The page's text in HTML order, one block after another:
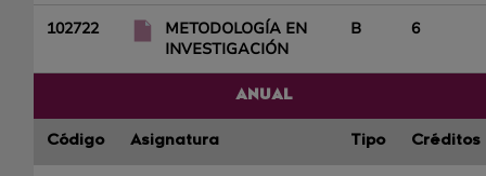
102722
METODOLOGÍA EN
INVESTIGACIÓN
B 6
ANUAL
Código Asignatura Tipo Créditos